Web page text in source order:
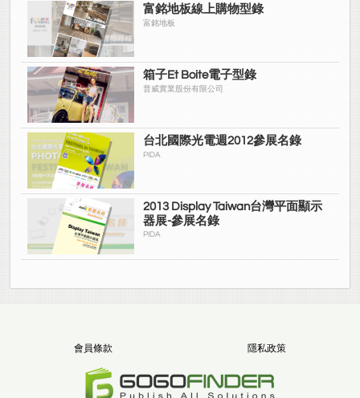
富銘地板線上購物型錄
富銘地板
箱子Et Boite電子型錄
普威實業股份有限公司
台北國際光電週2012參展名錄
PIDA
2013 Display Taiwan台灣平面顯示
器展-參展名錄
PIDA
會員條款 隱私政策